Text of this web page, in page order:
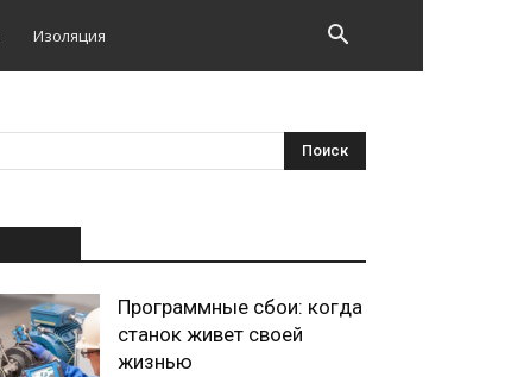
Изоляция
Программные сбои: когда
станок живет своей
жизнью